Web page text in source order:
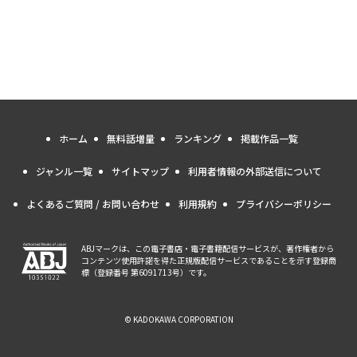
ホーム 無料話増量 ランキング 掲載作品一覧
ジャンル一覧 サイトマップ 利用者情報の外部送信について
よくあるご質問 / お問い合わせ 利用規約 プライバシーポリシー
ABJマークは、この電子書店・電子書籍配信サービスが、著作権者から
コンテンツ使用許諾を得た正規版配信サービスであることを示す登録商
標（登録番号 第6091713号）です。
© KADOKAWA CORPORATION